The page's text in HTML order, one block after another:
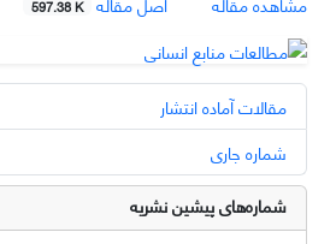
597.38 K
مقالات آماده انتشار
شماره جاری
شماره‌های پیشین نشریه